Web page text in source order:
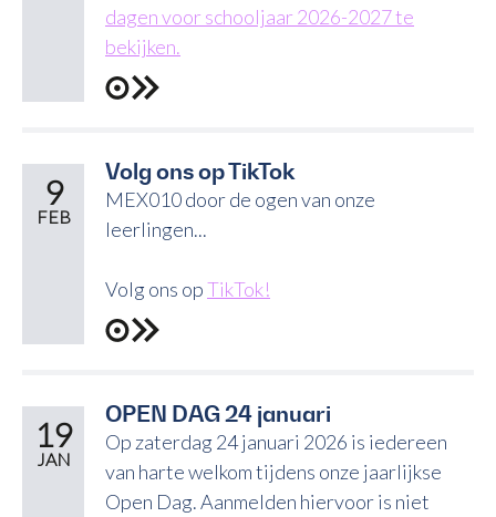
dagen voor schooljaar 2026-2027 te
bekijken.
Volg ons op TikTok
9
FEB
MEX010 door de ogen van onze
leerlingen...
Volg ons opTikTok!
OPEN DAG 24 januari
19
JAN
Op zaterdag 24 januari 2026 is iedereen
van harte welkom tijdens onze jaarlijkse
Open Dag. Aanmelden hiervoor is niet